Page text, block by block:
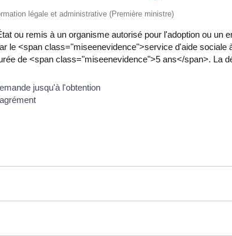
légale et administrative (Première ministre)
ou remis à un organisme autorisé pour l'adoption ou
le <span class="miseenevidence">service d'aide
de <span class="miseenevidence">5 ans</span>. La